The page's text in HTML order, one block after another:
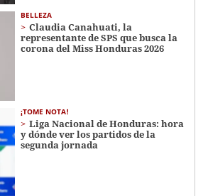
BELLEZA
Claudia Canahuati, la
representante de SPS que busca la
corona del Miss Honduras 2026
¡TOME NOTA!
Liga Nacional de Honduras: hora
y dónde ver los partidos de la
segunda jornada